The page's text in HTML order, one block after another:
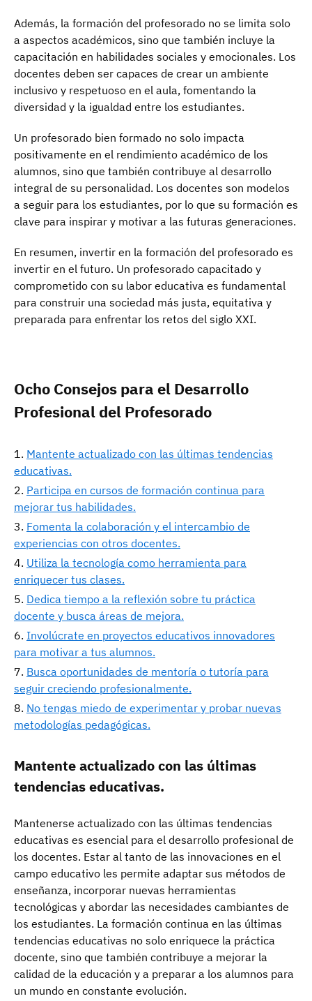
Además, la formación del profesorado no se limita solo
a aspectos académicos, sino que también incluye la
capacitación en habilidades sociales y emocionales. Los
docentes deben ser capaces de crear un ambiente
inclusivo y respetuoso en el aula, fomentando la
diversidad y la igualdad entre los estudiantes.
Un profesorado bien formado no solo impacta
positivamente en el rendimiento académico de los
alumnos, sino que también contribuye al desarrollo
integral de su personalidad. Los docentes son modelos
a seguir para los estudiantes, por lo que su formación es
clave para inspirar y motivar a las futuras generaciones.
En resumen, invertir en la formación del profesorado es
invertir en el futuro. Un profesorado capacitado y
comprometido con su labor educativa es fundamental
para construir una sociedad más justa, equitativa y
preparada para enfrentar los retos del siglo XXI.
Ocho Consejos para el Desarrollo
Profesional del Profesorado
Mantente actualizado con las últimas tendencias
educativas.
Participa en cursos de formación continua para
mejorar tus habilidades.
Fomenta la colaboración y el intercambio de
experiencias con otros docentes.
Utiliza la tecnología como herramienta para
enriquecer tus clases.
Dedica tiempo a la reflexión sobre tu práctica
docente y busca áreas de mejora.
Involúcrate en proyectos educativos innovadores
para motivar a tus alumnos.
Busca oportunidades de mentoría o tutoría para
seguir creciendo profesionalmente.
No tengas miedo de experimentar y probar nuevas
metodologías pedagógicas.
Mantente actualizado con las últimas
tendencias educativas.
Mantenerse actualizado con las últimas tendencias
educativas es esencial para el desarrollo profesional de
los docentes. Estar al tanto de las innovaciones en el
campo educativo les permite adaptar sus métodos de
enseñanza, incorporar nuevas herramientas
tecnológicas y abordar las necesidades cambiantes de
los estudiantes. La formación continua en las últimas
tendencias educativas no solo enriquece la práctica
docente, sino que también contribuye a mejorar la
calidad de la educación y a preparar a los alumnos para
un mundo en constante evolución.